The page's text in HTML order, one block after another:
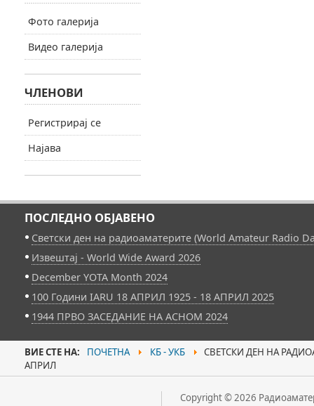
Фото галерија
Видео галерија
ЧЛЕНОВИ
Регистрирај се
Најава
ПОСЛЕДНО ОБЈАВЕНО
Светски ден на радиоаматерите (World Amateur Radio
Извештај - World Wide Award 2026
December YOTA Month 2024
100 Години IARU 18 АПРИЛ 1925 - 18 АПРИЛ 2025
1944 ПРВО ЗАСЕДАНИЕ НА АСНОМ 2024
ВИЕ СТЕ НА: ПОЧЕТНА КБ - УКБ
СВЕТСКИ ДЕН НА
АПРИЛ
Copyright © 2026